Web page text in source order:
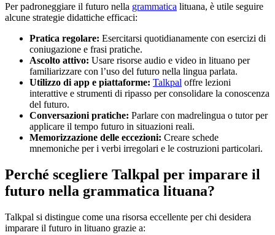
Per padroneggiare il futuro nella grammatica lituana, è utile seguire
alcune strategie didattiche efficaci:
Pratica regolare: Esercitarsi quotidianamente con esercizi di
coniugazione e frasi pratiche.
Ascolto attivo: Usare risorse audio e video in lituano per
familiarizzare con l’uso del futuro nella lingua parlata.
Utilizzo di app e piattaforme: Talkpal offre lezioni
interattive e strumenti di ripasso per consolidare la conoscenza
del futuro.
Conversazioni pratiche: Parlare con madrelingua o tutor per
applicare il tempo futuro in situazioni reali.
Memorizzazione delle eccezioni: Creare schede
mnemoniche per i verbi irregolari e le costruzioni particolari.
Perché scegliere Talkpal per imparare il
futuro nella grammatica lituana?
Talkpal si distingue come una risorsa eccellente per chi desidera
imparare il futuro in lituano grazie a: